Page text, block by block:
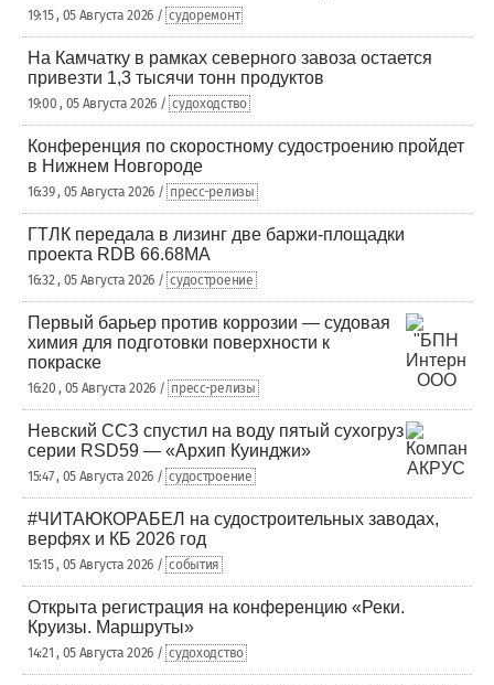
19:15 , 05 Августа 2026 / судоремонт
На Камчатку в рамках северного завоза остается
привезти 1,3 тысячи тонн продуктов
19:00 , 05 Августа 2026 / судоходство
Конференция по скоростному судостроению пройдет
в Нижнем Новгороде
16:39 , 05 Августа 2026 / пресс-релизы
ГТЛК передала в лизинг две баржи-площадки
проекта RDB 66.68МА
16:32 , 05 Августа 2026 / судостроение
Первый барьер против коррозии — судовая
химия для подготовки поверхности к
покраске
16:20 , 05 Августа 2026 / пресс-релизы
Невский ССЗ спустил на воду пятый сухогруз
серии RSD59 — «Архип Куинджи»
15:47 , 05 Августа 2026 / судостроение
#ЧИТАЮКОРАБЕЛ на судостроительных заводах,
верфях и КБ 2026 год
15:15 , 05 Августа 2026 / события
Открыта регистрация на конференцию «Реки.
Круизы. Маршруты»
14:21 , 05 Августа 2026 / судоходство